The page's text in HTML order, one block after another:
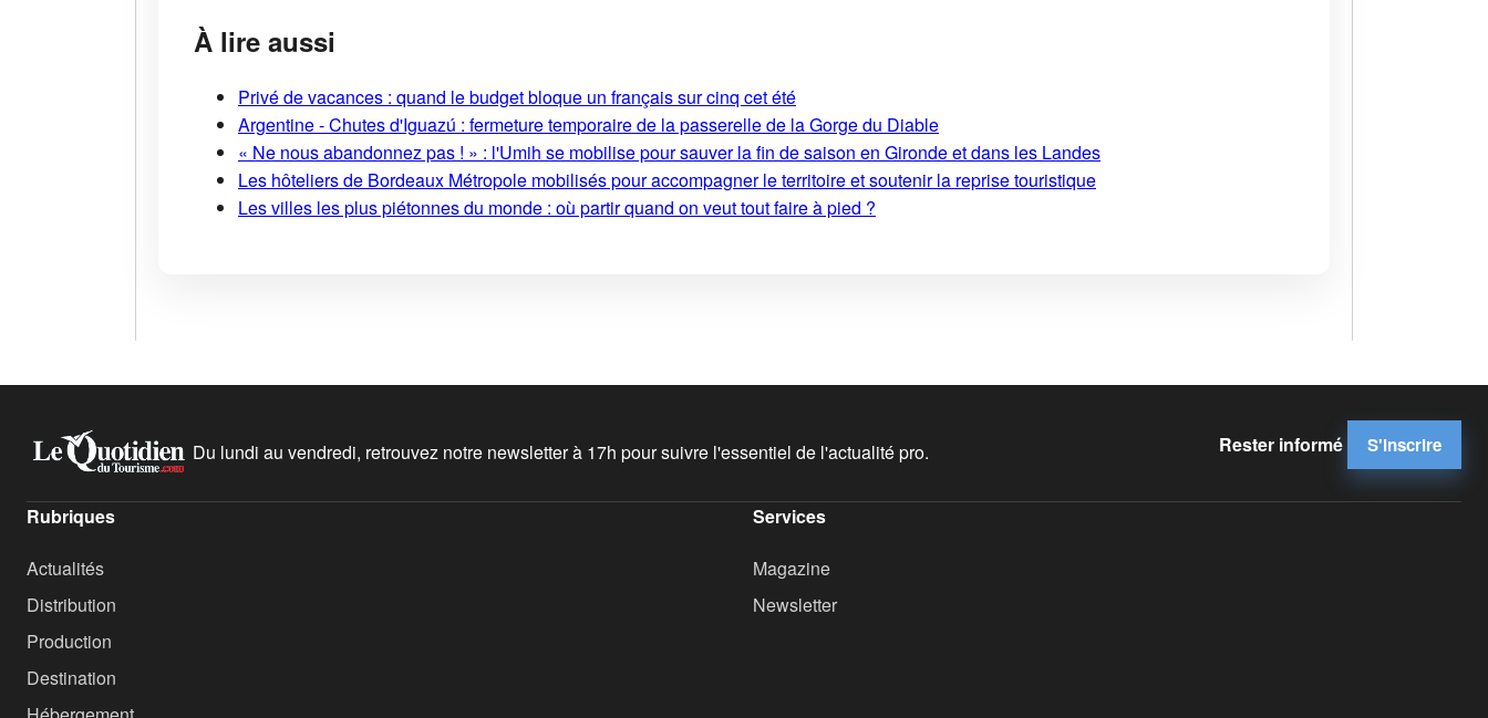
À lire aussi
Privé de vacances : quand le budget bloque un français sur cinq cet été
Argentine - Chutes d'Iguazú : fermeture temporaire de la passerelle de la Gorge du Diable
« Ne nous abandonnez pas ! » : l'Umih se mobilise pour sauver la fin de saison en Gironde et dans les Landes
Les hôteliers de Bordeaux Métropole mobilisés pour accompagner le territoire et soutenir la reprise touristique
Les villes les plus piétonnes du monde : où partir quand on veut tout faire à pied ?
Du lundi au vendredi, retrouvez notre newsletter à 17h pour suivre l'essentiel de l'actualité pro. Rester informé S'inscrire
Rubriques
Actualités
Distribution
Production
Destination
Services
Magazine
Newsletter